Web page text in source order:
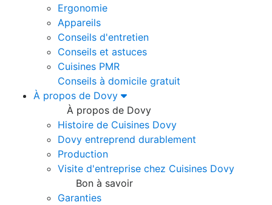
Ergonomie
Appareils
Conseils d'entretien
Conseils et astuces
Cuisines PMR
Conseils à domicile gratuit
À propos de Dovy
À propos de Dovy
Histoire de Cuisines Dovy
Dovy entreprend durablement
Production
Visite d'entreprise chez Cuisines Dovy
Bon à savoir
Garanties